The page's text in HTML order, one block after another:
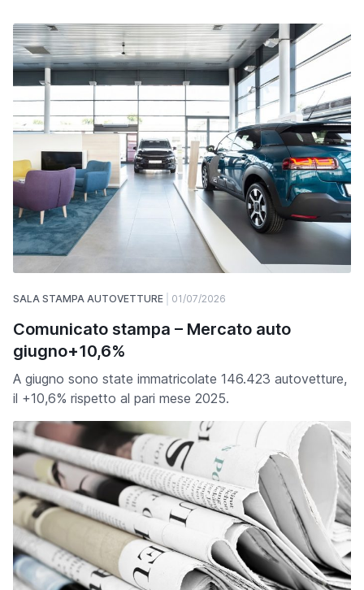
SALA STAMPA AUTOVETTURE 01/07/2026
Comunicato stampa – Mercato auto
giugno+10,6%
A giugno sono state immatricolate 146.423 autovetture,
il +10,6% rispetto al pari mese 2025.